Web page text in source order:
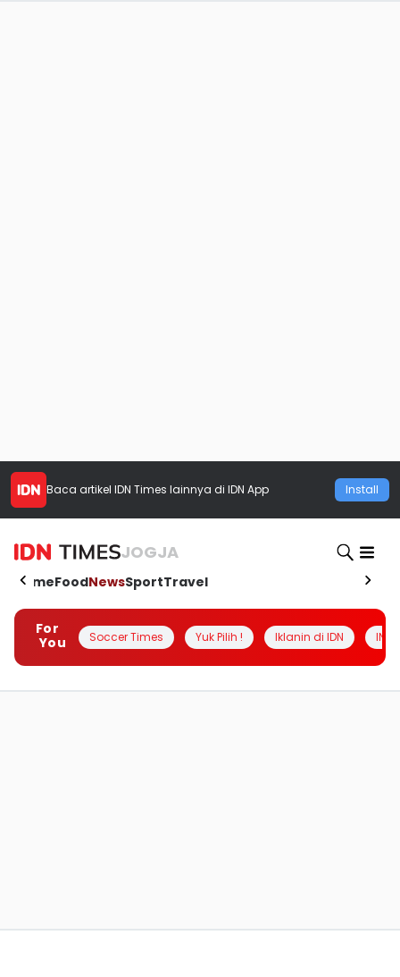
Baca artikel IDN Times lainnya di IDN App Install
JOGJA
HomeFoodNewsSportTravel
For
You
Soccer Times Yuk Pilih ! Iklanin di IDN